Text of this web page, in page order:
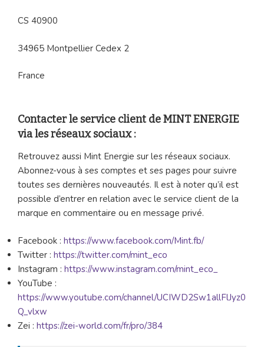
CS 40900
34965 Montpellier Cedex 2
France
Contacter le service client de MINT ENERGIE
via les réseaux sociaux :
Retrouvez aussi Mint Energie sur les réseaux sociaux.
Abonnez-vous à ses comptes et ses pages pour suivre
toutes ses dernières nouveautés. Il est à noter qu’il est
possible d’entrer en relation avec le service client de la
marque en commentaire ou en message privé.
Facebook : https://www.facebook.com/Mint.fb/
Twitter : https://twitter.com/mint_eco
Instagram : https://www.instagram.com/mint_eco_
YouTube :
https://www.youtube.com/channel/UCIWD2Sw1allFlJyz0
Q_vlxw
Zei : https://zei-world.com/fr/pro/384